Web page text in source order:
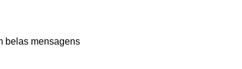
belas mensagens